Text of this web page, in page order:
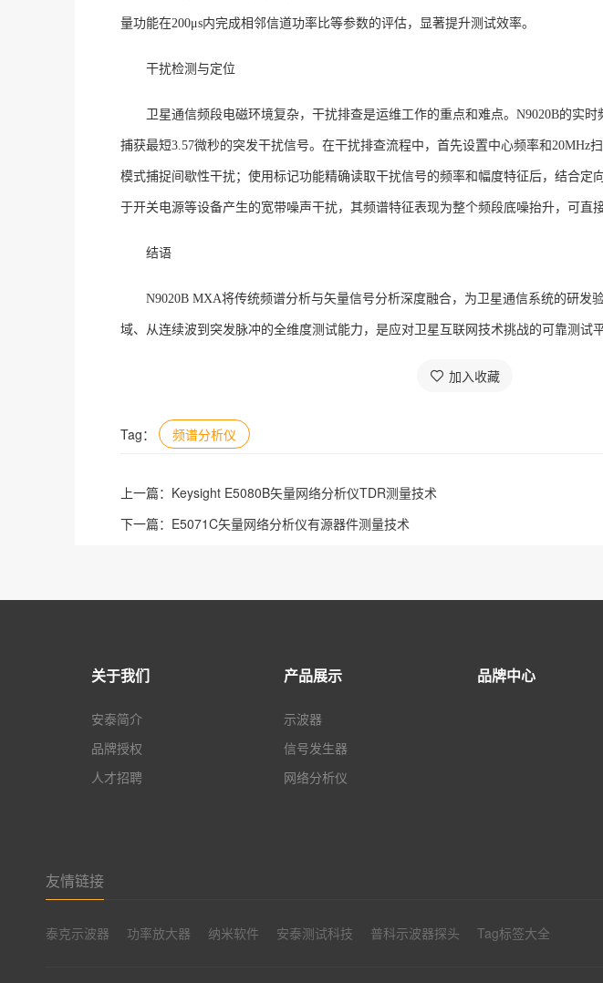
量功能在200μs内完成相邻信道功率比等参数的评估，显著提升测试效率。
干扰检测与定位
卫星通信频段电磁环境复杂，干扰排查是运维工作的重点和难点。 N9020B的实时
捕获最短3.57微秒的突发干扰信号。在干扰排查流程中，首先设置中心频率和20MHz
模式捕捉间歇性干扰；使用标记功能精确读取干扰信号的频率和幅度特征后，结合定
于开关电源等设备产生的宽带噪声干扰，其频谱特征表现为整个频段底噪抬升，可直
结语
N9020B MXA将传统频谱分析与矢量信号分析深度融合，为卫星通信系统的研发
域、从连续波到突发脉冲的全维度测试能力，是应对卫星互联网技术挑战的可靠测试平
加入收藏
Tag： 频谱分析仪
上一篇： Keysight E5080B矢量网络分析仪TDR测量技术
下一篇： E5071C矢量网络分析仪有源器件测量技术
关于我们
安泰简介
品牌授权
人才招聘
产品展示
示波器
信号发生器
网络分析仪
品牌中心
友情链接
泰克示波器 功率放大器 纳米软件 安泰测试科技 普科示波器探头 Tag标签大全